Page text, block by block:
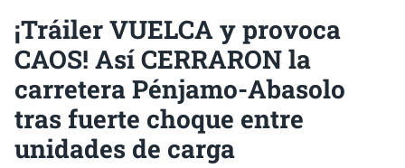
¡Tráiler VUELCA y provoca
CAOS! Así CERRARON la
carretera Pénjamo-Abasolo
tras fuerte choque entre
unidades de carga